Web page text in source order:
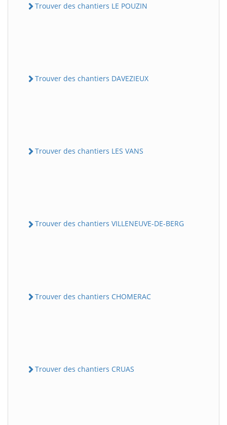
Trouver des chantiers LE POUZIN
Trouver des chantiers DAVEZIEUX
Trouver des chantiers LES VANS
Trouver des chantiers VILLENEUVE-DE-BERG
Trouver des chantiers CHOMERAC
Trouver des chantiers CRUAS